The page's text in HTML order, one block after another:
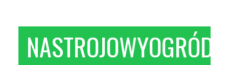
NASTROJOWYOGRÓD